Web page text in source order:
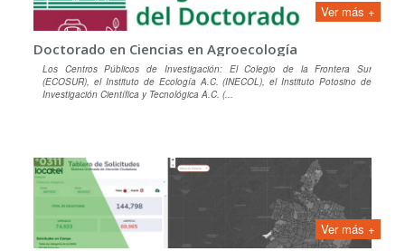
Ver más +
Doctorado en Ciencias en Agroecología
Los Centros Públicos de Investigación: El Colegio de la Frontera Sur
(ECOSUR), el Instituto de Ecología A.C. (INECOL), el Instituto Potosino de
Investigación Científica y Tecnológica A.C. (...
Ver más +